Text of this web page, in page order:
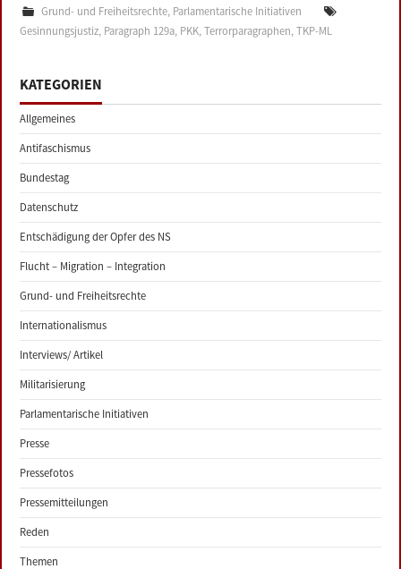
Grund- und Freiheitsrechte, Parlamentarische Initiativen
Gesinnungsjustiz, Paragraph 129a, PKK,Terrorparagraphen,TKP-ML
KATEGORIEN
Allgemeines
Antifaschismus
Bundestag
Datenschutz
Entschädigung der Opfer des NS
Flucht – Migration – Integration
Grund- und Freiheitsrechte
Internationalismus
Interviews/ Artikel
Militarisierung
Parlamentarische Initiativen
Presse
Pressefotos
Pressemitteilungen
Reden
Themen